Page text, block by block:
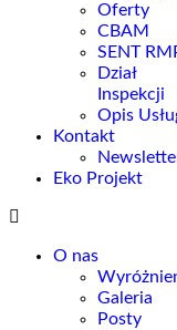
Oferty
CBAM
SENT
Dział
Inspekcji
Opis
Kontakt
Eko Projekt
O nas
Galeria
Posty